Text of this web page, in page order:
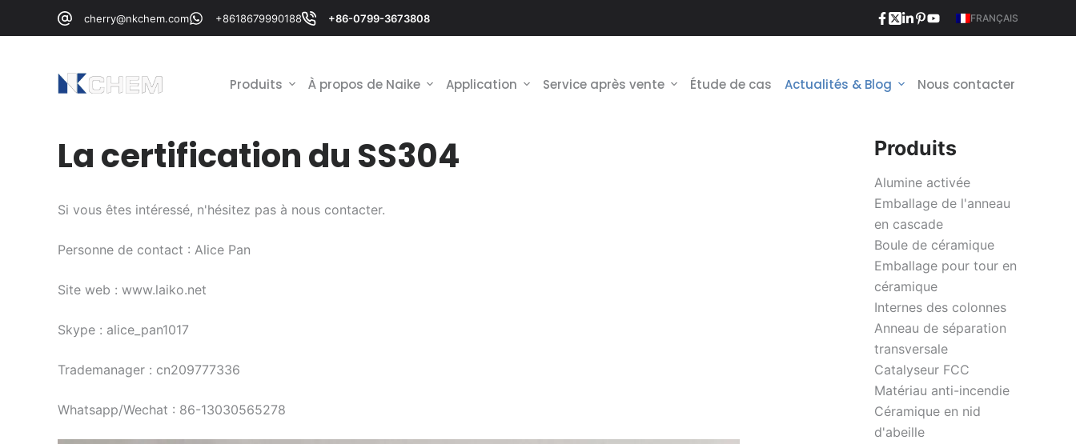
a
cherry@nkchem.com +8618679990188 +86-0799-3673808 FRANÇAIS
Produits À propos de Naike Application Service après vente Étude de cas Actualités & Blog Nous contacter
La certification du SS304
Si vous êtes intéressé, n'hésitez pas à nous contacter.
Personne de contact : Alice Pan
Site web : www.laiko.net
Skype : alice_pan1017
Trademanager : cn209777336
Whatsapp/Wechat : 86-13030565278
Produits
Alumine activée
Emballage de l'anneau
en cascade
Boule de céramique
Emballage pour tour en
céramique
Internes des colonnes
Anneau de séparation
transversale
Catalyseur FCC
Matériau anti-incendie
Céramique en nid
d'abeille